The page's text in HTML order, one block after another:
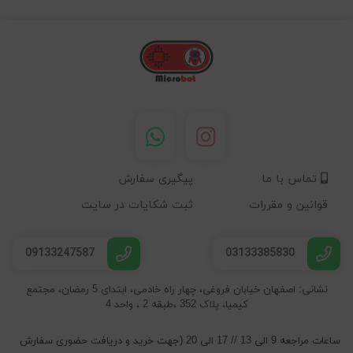
تماس با ما
پیگیری سفارش
قوانین و مقررات
ثبت شکایات در سایت
03133385830
09133247587
نشانی: اصفهان خیابان فروغی، چهار راه خادمی، ابتدای 5 رمضان، مجتمع
کیمیا، پلاک 352 ،طبقه 2 ، واحد 4
ساعات مراجعه 9 الی 13 // 17 الی 20 (جهت خرید و دریافت حضوری سفارش